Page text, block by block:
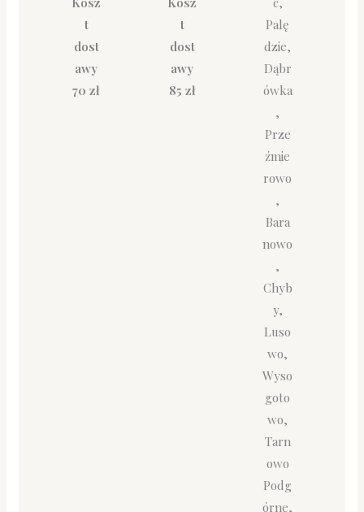
t
dost
awy
70 zł
t
dost
awy
85 zł
Palę
dzie,
Dąbr
ówka
,
Prze
źmie
rowo
,
Bara
nowo
,
Chyb
y,
Luso
wo,
Wyso
goto
wo,
Tarn
owo
Podg
órne,